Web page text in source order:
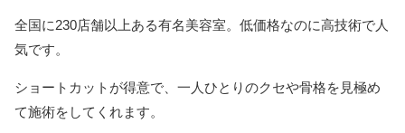
全国に230店舗以上ある有名美容室。低価格なのに高技術で人
気です。
ショートカットが得意で、一人ひとりのクセや骨格を見極め
て施術をしてくれます。